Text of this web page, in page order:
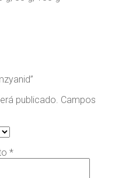
publicado. Campos
*